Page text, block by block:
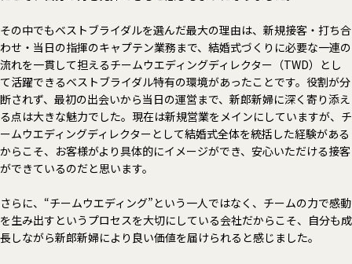
その中でもベストブライダルを選んだ最大の理由は、新規接客・打ち合
わせ・当日の指揮のキャプテン業務まで、結婚式づくりに必要な一連の
流れを一貫して担えるチームウエディングディレクター（TWD）とし
て活躍できるベストブライダル特有の環境があったことです。役割が分
断されず、最初の出会いから当日の運営まで、新郎新婦に深く寄り添え
る点は大きな魅力でした。現在は新規営業をメインにしていますが、チ
ームウエディングディレクターとして結婚式全体を統括した経験がある
からこそ、お客様がより具体的にイメージができ、安心いただける接客
ができているのだと思います。
さらに、“チームウエディング”という一人ではなく、チームの力で感動
を生み出すというプロセスを大切にしている会社だからこそ、自分も成
長しながら新郎新婦により良い価値を届けられると感じました。